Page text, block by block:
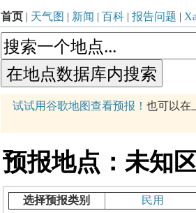
首页 | 天气图 | 新闻 | 百科 | 报告问题 |
试试用谷歌地图查看预报！ 也可以在
预报地点：未知
选择预报类别 民用